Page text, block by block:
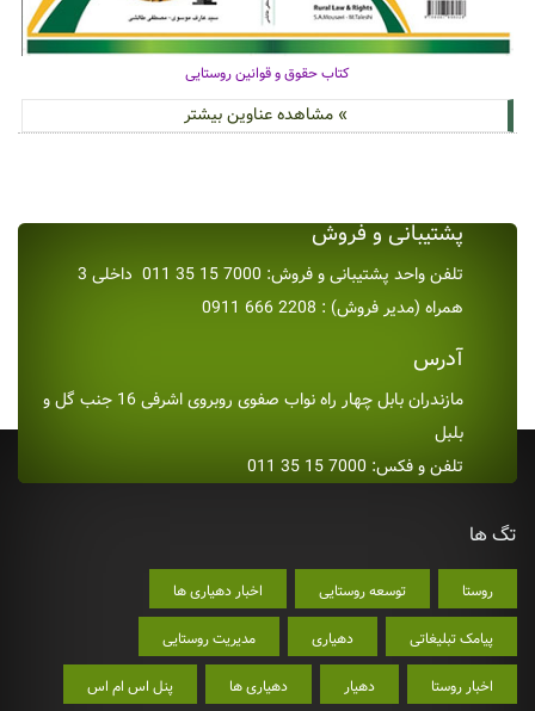
کتاب حقوق و قوانین روستایی
» مشاهده عناوین بیشتر
پشتیبانی و فروش
تلفن واحد پشتیبانی و فروش: 7000 15 35 011 داخلی 3
همراه (مدیر فروش) : 2208 666 0911
آدرس
مازندران بابل چهار راه نواب صفوی روبروی اشرفی 16 جنب گل و
بلبل
تلفن و فکس: 7000 15 35 011
تگ ها
روستا توسعه روستایی اخبار دهیاری ها
پیامک تبلیغاتی دهیاری مدیریت روستایی
اخبار روستا دهیار دهیاری ها پنل اس ام اس